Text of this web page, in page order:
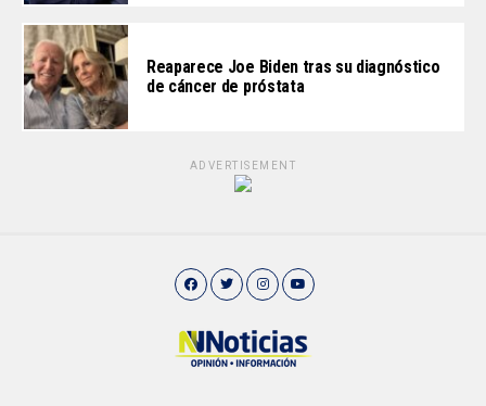
Reaparece Joe Biden tras su diagnóstico
de cáncer de próstata
ADVERTISEMENT